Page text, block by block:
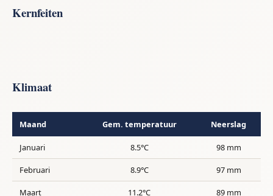
Kernfeiten
Klimaat
Maand Gem. temperatuur Neerslag
Januari 8.5°C 98 mm
Februari 8.9°C 97 mm
Maart 11.2°C 89 mm